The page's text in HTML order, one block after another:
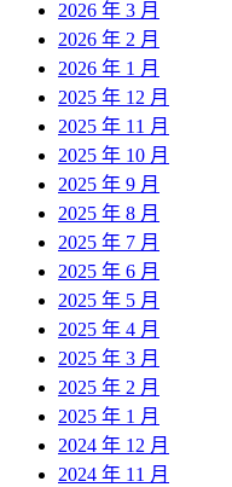
2026 年 3 月
2026 年 2 月
2026 年 1 月
2025 年 12 月
2025 年 11 月
2025 年 10 月
2025 年 9 月
2025 年 8 月
2025 年 7 月
2025 年 6 月
2025 年 5 月
2025 年 4 月
2025 年 3 月
2025 年 2 月
2025 年 1 月
2024 年 12 月
2024 年 11 月